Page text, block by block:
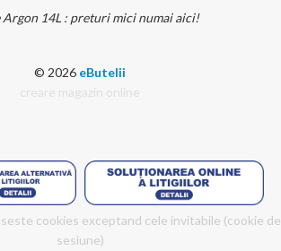
Argon 14L : preturi mici numai aici!
© 2026 eButelii
creare magazin online
cookies exceptand cele invitabile (cookie de
sesiune)